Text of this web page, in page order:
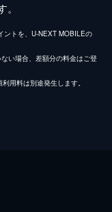
ントを、U-NEXT MOBILEの
い場合、差額分の料金はご登
用料は別途発生します。